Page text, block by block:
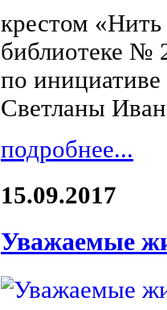
крестом
библиотеке №
по
Светланы
подробнее...
15.09.2017
Уважаемые